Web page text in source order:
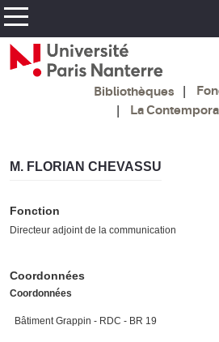
Bibliothèques
La
M. FLORIAN CHEVASSU
Fonction
Directeur adjoint de la communication
Coordonnées
Coordonnées
Bâtiment Grappin - RDC - BR 19